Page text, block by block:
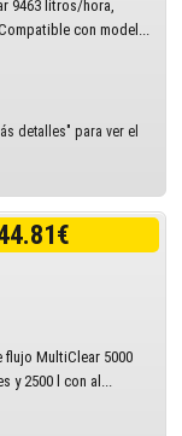
9463 litros/hora,
con model...
detalles" para ver el
MultiClear 5000
y 2500 l con al...